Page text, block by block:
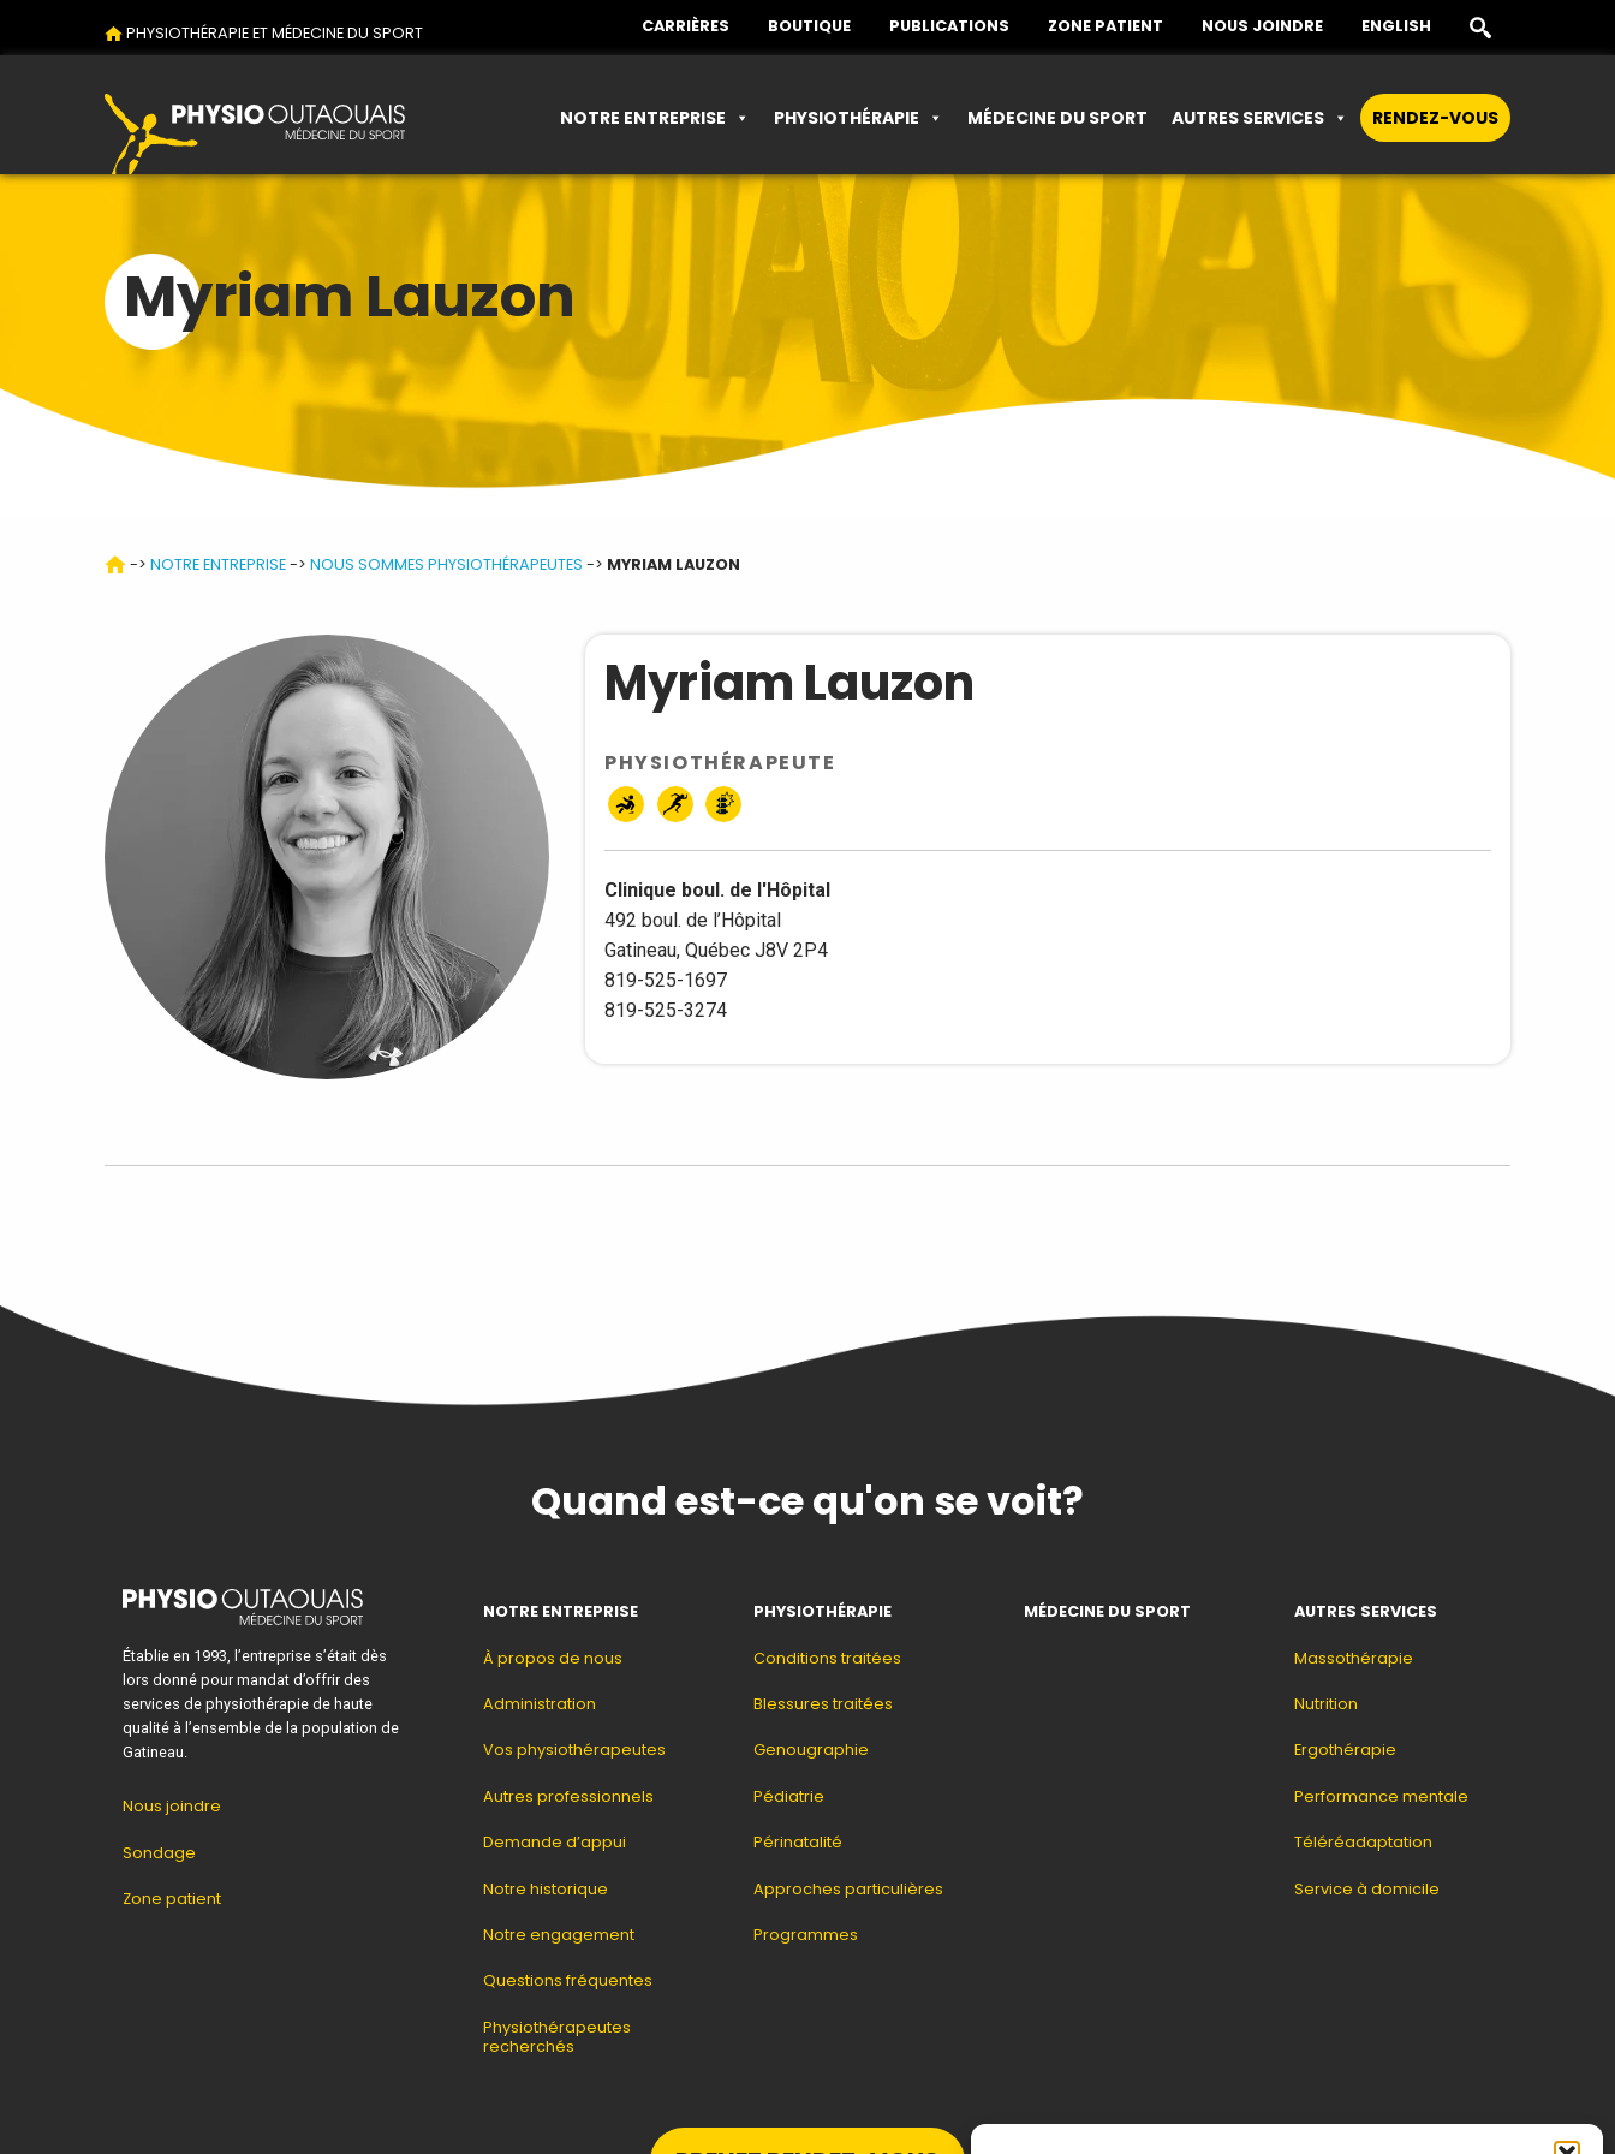
PHYSIOTHÉRAPIE ET MÉDECINE DU SPORT CARRIÈRES BOUTIQUE PUBLICATIONS ZONE PATIENT NOUS JOINDRE ENGLISH
NOTRE ENTREPRISE PHYSIOTHÉRAPIE MÉDECINE DU SPORT AUTRES SERVICES RENDEZ-VOUS
Myriam Lauzon
-> NOTRE ENTREPRISE-> NOUS SOMMES PHYSIOTHÉRAPEUTES -> MYRIAM LAUZON
Myriam Lauzon
PHYSIOTHÉRAPEUTE
Clinique boul. de l'Hôpital
492 boul. de l’Hôpital
Gatineau, Québec J8V 2P4
819-525-1697
819-525-3274
Quand est-ce qu'on se voit?
Établie en 1993, l’entreprise s’était dès
lors donné pour mandat d’offrir des
services de physiothérapie de haute
qualité à l’ensemble de la population de
Gatineau.
Nous joindre
Sondage
Zone patient
NOTRE ENTREPRISE
À propos de nous
Administration
Vos physiothérapeutes
Autres professionnels
Demande d’appui
Notre historique
Notre engagement
Questions fréquentes
Physiothérapeutes
recherchés
PHYSIOTHÉRAPIE
Conditions traitées
Blessures traitées
Genougraphie
Pédiatrie
Périnatalité
Approches particulières
Programmes
MÉDECINE DU SPORT AUTRES SERVICES
Massothérapie
Nutrition
Ergothérapie
Performance mentale
Téléréadaptation
Service à domicile